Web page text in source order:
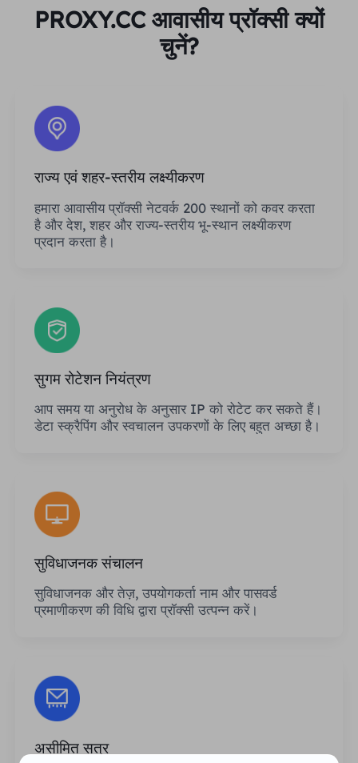
PROXY.CC आवासीय प्रॉक्सी क्यों
चुनें?
राज्य एवं शहर-स्तरीय लक्ष्यीकरण
हमारा आवासीय प्रॉक्सी नेटवर्क 200 स्थानों को कवर करता
है और देश, शहर और राज्य-स्तरीय भू-स्थान लक्ष्यीकरण
प्रदान करता है।
सुगम रोटेशन नियंत्रण
आप समय या अनुरोध के अनुसार IP को रोटेट कर सकते हैं।
डेटा स्क्रैपिंग और स्वचालन उपकरणों के लिए बहुत अच्छा है।
सुविधाजनक संचालन
सुविधाजनक और तेज़, उपयोगकर्ता नाम और पासवर्ड
प्रमाणीकरण की विधि द्वारा प्रॉक्सी उत्पन्न करें।
असीमित सत्र